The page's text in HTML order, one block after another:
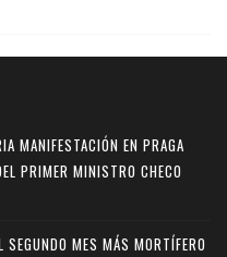
MANIFESTACIÓN EN PRAGA
PRIMER MINISTRO CHECO
SEGUNDO MES MÁS MORTÍFERO